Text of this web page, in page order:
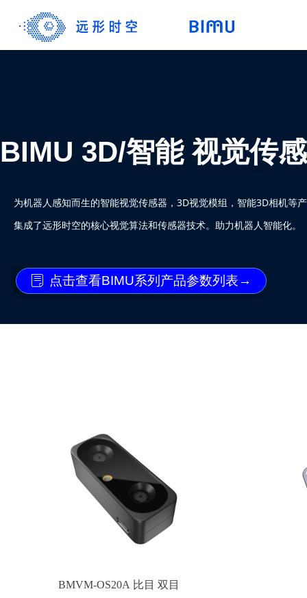
BIMU 3D/智能 视觉传
为机器人感知而生的智能视觉传感器，3D视觉模组，智能3D相机等
集成了远形时空的核心视觉算法和传感器技术。助力机器人智能化。
ꂓ 点击查看BIMU系列产品参数列表→
BMVM-OS20A 比目 双目